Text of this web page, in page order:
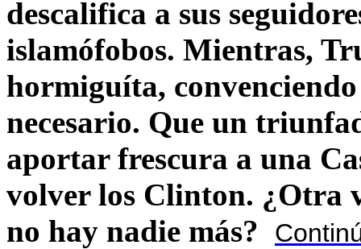
descalifica a sus
islamófobos. Mientras,
hormiguíta,
necesario. Que un
aportar frescura a una
volver los Clinton. ¿Otra
no hay nadie más?